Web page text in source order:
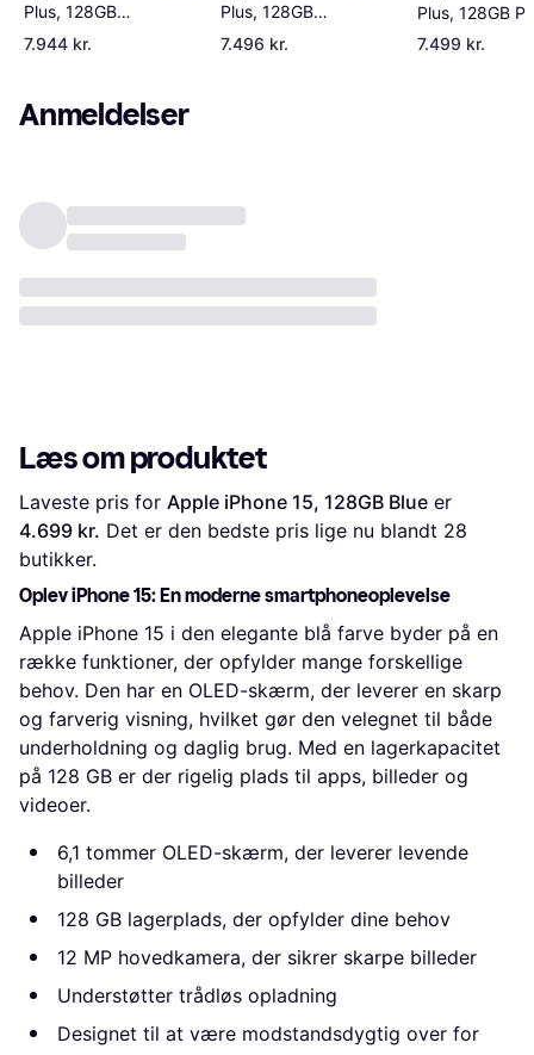
Plus, 128GB
Black
7.944 kr.
Plus, 128GB
Green
7.496 kr.
Plus, 128GB
7.499 kr.
Anmeldelser
Læs om produktet
Laveste pris for Apple iPhone 15, 128GB Blue
4.699 kr. Det er den bedste pris lige nu blandt 28
butikker.
Oplev iPhone 15: En moderne smartphoneoplevelse
Apple iPhone 15 i den elegante blå farve byder på en
række funktioner, der opfylder mange forskellige
behov. Den har en OLED-skærm, der leverer en skarp
og farverig visning, hvilket gør den velegnet til både
underholdning og daglig brug. Med en lagerkapacitet
på 128 GB er der rigelig plads til apps, billeder og
videoer.
6,1 tommer OLED-skærm, der leverer levende
billeder
128 GB lagerplads, der opfylder dine behov
12 MP hovedkamera, der sikrer skarpe billeder
Understøtter trådløs opladning
Designet til at være modstandsdygtig over for